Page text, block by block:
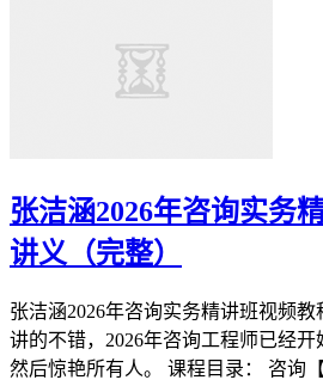
张洁涵2026年咨询实务
讲义（完整）
张洁涵2026年咨询实务精讲班视频
讲的不错，2026年咨询工程师已经开
然后惊艳所有人。 课程目录： 咨询